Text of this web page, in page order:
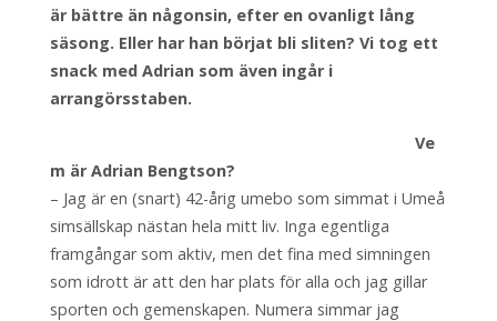
är bättre än någonsin, efter en ovanligt lång
säsong. Eller har han börjat bli sliten? Vi tog ett
snack med Adrian som även ingår i
arrangörsstaben.
Ve
m är Adrian Bengtson?
– Jag är en (snart) 42-årig umebo som simmat i Umeå
simsällskap nästan hela mitt liv. Inga egentliga
framgångar som aktiv, men det fina med simningen
som idrott är att den har plats för alla och jag gillar
sporten och gemenskapen. Numera simmar jag